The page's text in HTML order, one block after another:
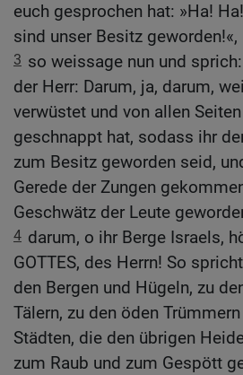
euch gesprochen hat: »Ha!
sind unser Besitz geworden!«,
3 so weissage nun und
der Herr: Darum, ja, darum,
verwüstet und von allen
geschnappt hat, sodass ihr
zum Besitz geworden seid,
Gerede der Zungen
Geschwätz der Leute
4 darum, o ihr Berge Israels,
GOTTES, des Herrn! So
den Bergen und Hügeln, zu
Tälern, zu den öden
Städten, die den übrigen
zum Raub und zum Gespött